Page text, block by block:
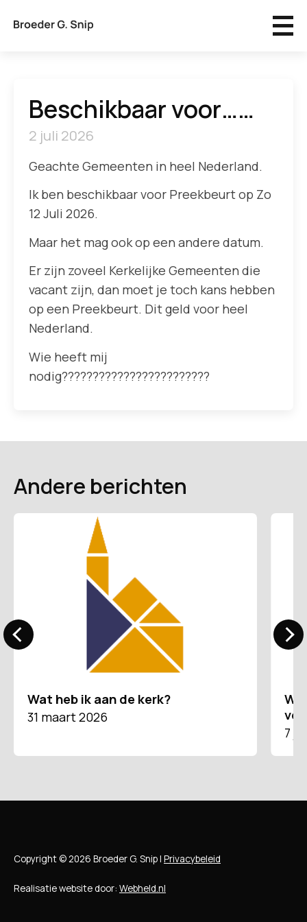
Beschikbaar voor……
2 juli 2026
Geachte Gemeenten in heel Nederland.
Ik ben beschikbaar voor Preekbeurt op Zo
12 Juli 2026.
Maar het mag ook op een andere datum.
Er zijn zoveel Kerkelijke Gemeenten die
vacant zijn, dan moet je toch kans hebben
op een Preekbeurt. Dit geld voor heel
Nederland.
Wie heeft mij
nodig????????????????????????
Andere berichten
Wat heb ik aan de kerk?
31 maart 2026
7
Copyright © 2026 Broeder G. Snip | Privacybeleid
Realisatie website door: Webheld.nl